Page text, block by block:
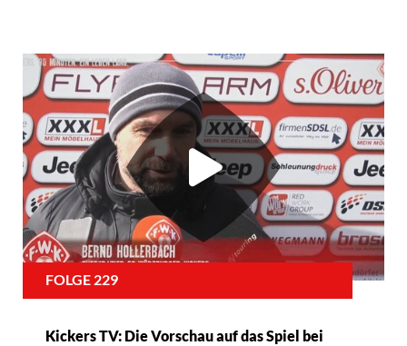
FOLGE 229
Kickers TV: Die Vorschau auf das Spiel bei